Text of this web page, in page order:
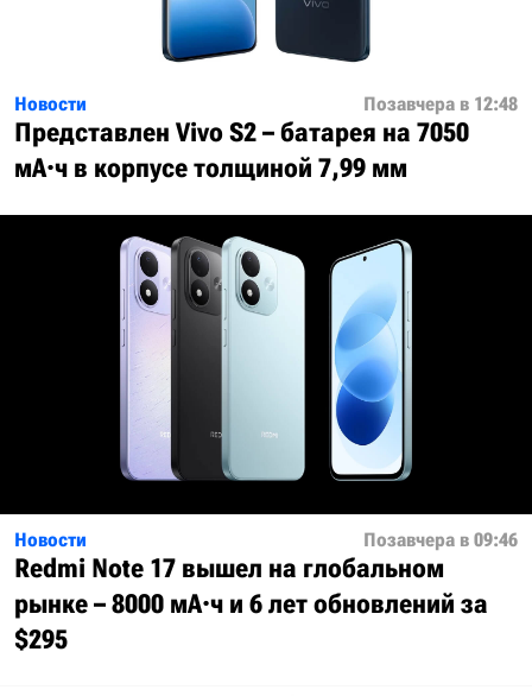
Новости Позавчера в 12:48
Представлен Vivo S2 – батарея на 7050
мА·ч в корпусе толщиной 7,99 мм
Новости Позавчера в 09:46
Redmi Note 17 вышел на глобальном
рынке – 8000 мА·ч и 6 лет обновлений за
$295